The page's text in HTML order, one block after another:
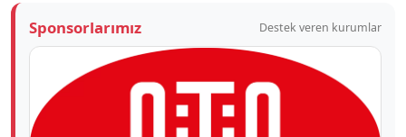
Sponsorlarımız Destek veren kurumlar